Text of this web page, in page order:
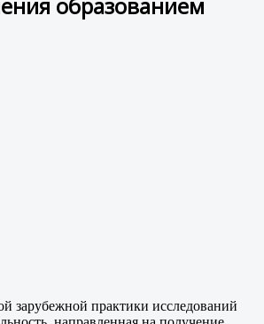
зарубежной практики исследований